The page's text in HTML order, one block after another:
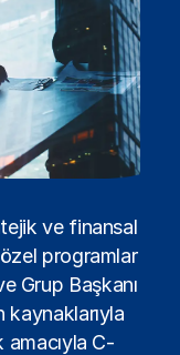
ve finansal
programlar
Grup Başkanı
kaynaklarıyla
amacıyla C-